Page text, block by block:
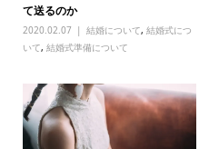
て送るのか
2020.02.07 結婚について, 結婚式につ
いて, 結婚式準備について